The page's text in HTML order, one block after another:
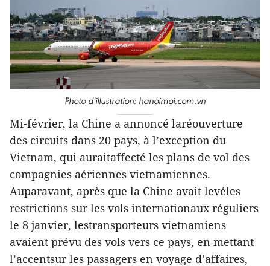
Photo d'illustration: hanoimoi.com.vn
Mi-février, la Chine a annoncé laréouverture
des circuits dans 20 pays, à l’exception du
Vietnam, qui auraitaffecté les plans de vol des
compagnies aériennes vietnamiennes.
Auparavant, après que la Chine avait levéles
restrictions sur les vols internationaux réguliers
le 8 janvier, lestransporteurs vietnamiens
avaient prévu des vols vers ce pays, en mettant
l’accentsur les passagers en voyage d’affaires,